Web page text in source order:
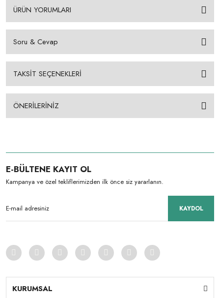
ÜRÜN YORUMLARI
Soru & Cevap
TAKSİT SEÇENEKLERİ
ÖNERİLERİNİZ
E-BÜLTENE KAYIT OL
Kampanya ve özel tekliflerimizden ilk önce siz yararlanın.
KAYDOL
KURUMSAL